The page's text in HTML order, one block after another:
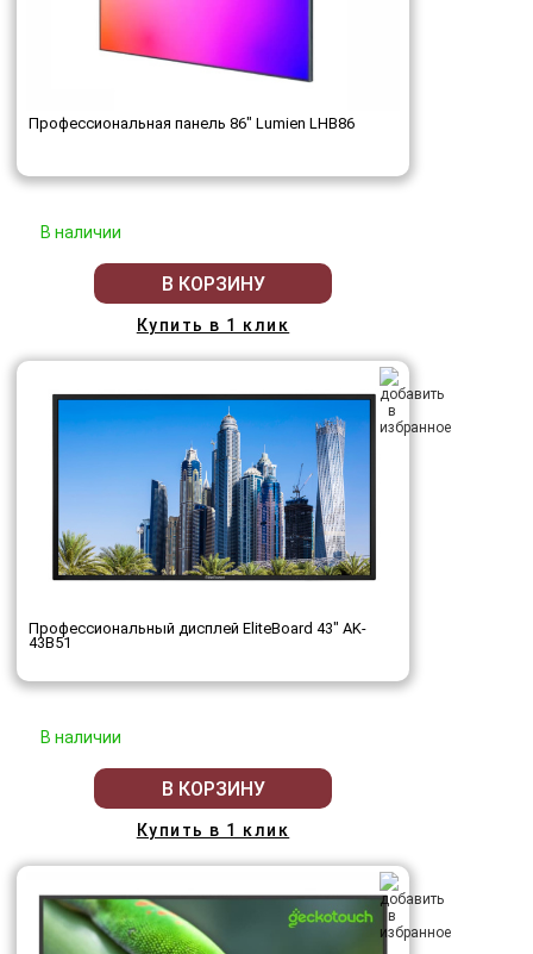
Профессиональная панель 86" Lumien LHB86
В наличии
В КОРЗИНУ
Купить в 1 клик
Профессиональный дисплей EliteBoard 43" AK-
43B51
В наличии
В КОРЗИНУ
Купить в 1 клик